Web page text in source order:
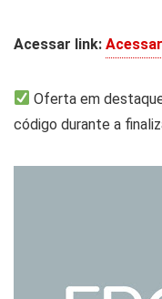
Acessar link:
Oferta em
código durante a